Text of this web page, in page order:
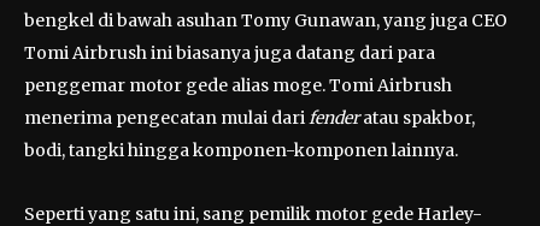
bengkel di bawah asuhan Tomy Gunawan, yang juga CEO
Tomi Airbrush ini biasanya juga datang dari para
penggemar motor gede alias moge. Tomi Airbrush
menerima pengecatan mulai darifenderatau spakbor,
bodi, tangki hingga komponen-komponen lainnya.
Seperti yang satu ini, sang pemilik motor gede Harley-